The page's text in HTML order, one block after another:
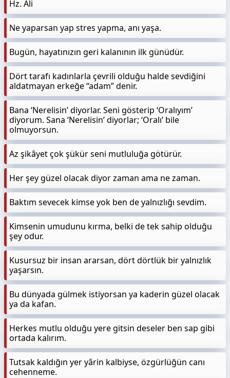
Hz. Ali
Ne yaparsan yap stres yapma, anı yaşa.
Bugün, hayatınızın geri kalanının ilk günüdür.
Dört tarafı kadınlarla çevrili olduğu halde sevdiğini
aldatmayan erkeğe “adam” denir.
Bana ‘Nerelisin’ diyorlar. Seni gösterip ‘Oralıyım’
diyorum. Sana ‘Nerelisin’ diyorlar; ‘Oralı’ bile
olmuyorsun.
Az şikâyet çok şükür seni mutluluğa götürür.
Her şey güzel olacak diyor zaman ama ne zaman.
Baktım sevecek kimse yok ben de yalnızlığı sevdim.
Kimsenin umudunu kırma, belki de tek sahip olduğu
şey odur.
Kusursuz bir insan ararsan, dört dörtlük bir yalnızlık
yaşarsın.
Bu dünyada gülmek istiyorsan ya kaderin güzel olacak
ya da kafan.
Herkes mutlu olduğu yere gitsin deseler ben sap gibi
ortada kalırım.
Tutsak kaldığın yer yârin kalbiyse, özgürlüğün canı
cehenneme.